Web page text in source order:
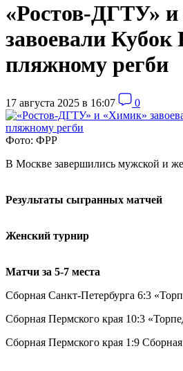
«Ростов-ДГТУ»
завоевали Кубок
пляжному регби
17 августа 2025 в 16:07 0
Фото: ФРР
В Москве завершились мужской и
Результаты сыгранных матчей
Женский турнир
Матчи за 5-7 места
Сборная Санкт-Петербурга 6:3
Сборная Пермского края 10:3
Сборная Пермского края 1:9